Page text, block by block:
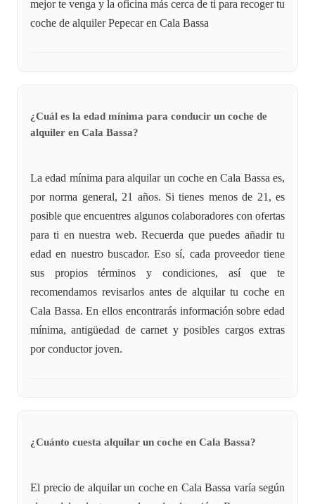
mejor te venga y la oficina más cerca de ti para recoger tu
coche de alquiler Pepecar en Cala Bassa
¿Cuál es la edad mínima para conducir un coche de
alquiler en Cala Bassa?
La edad mínima para alquilar un coche en Cala Bassa es,
por norma general, 21 años. Si tienes menos de 21, es
posible que encuentres algunos colaboradores con ofertas
para ti en nuestra web. Recuerda que puedes añadir tu
edad en nuestro buscador. Eso sí, cada proveedor tiene
sus propios términos y condiciones, así que te
recomendamos revisarlos antes de alquilar tu coche en
Cala Bassa. En ellos encontrarás información sobre edad
mínima, antigüedad de carnet y posibles cargos extras
por conductor joven.
¿Cuánto cuesta alquilar un coche en Cala Bassa?
El precio de alquilar un coche en Cala Bassa varía según